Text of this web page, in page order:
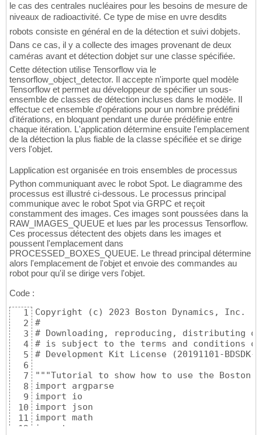
le cas des centrales nucléaires pour les besoins de mesure de
niveaux de radioactivité. Ce type de mise en uvre desdits
robots consiste en général en de la détection et suivi dobjets.
Dans ce cas, il y a collecte des images provenant de deux
caméras avant et détection dobjet sur une classe spécifiée.
Cette détection utilise Tensorflow via le
tensorflow_object_detector. Il accepte n'importe quel modèle
Tensorflow et permet au développeur de spécifier un sous-
ensemble de classes de détection incluses dans le modèle. Il
effectue cet ensemble d'opérations pour un nombre prédéfini
d'itérations, en bloquant pendant une durée prédéfinie entre
chaque itération. L'application détermine ensuite l'emplacement
de la détection la plus fiable de la classe spécifiée et se dirige
vers l'objet.
Lapplication est organisée en trois ensembles de processus
Python communiquant avec le robot Spot. Le diagramme des
processus est illustré ci-dessous. Le processus principal
communique avec le robot Spot via GRPC et reçoit
constamment des images. Ces images sont poussées dans la
RAW_IMAGES_QUEUE et lues par les processus Tensorflow.
Ces processus détectent des objets dans les images et
poussent l'emplacement dans
PROCESSED_BOXES_QUEUE. Le thread principal détermine
alors l'emplacement de l'objet et envoie des commandes au
robot pour qu'il se dirige vers l'objet.
Code :
1
2
3
4
5
6
7
8
9
10
11
12
Copyright (c) 2023 Boston Dynamics, Inc.  All rights reserved. 
# 
# Downloading, reproducing, distributing or otherwise using the SDK Software 
# is subject to the terms and conditions of the Boston Dynamics Software 
# Development Kit License (20191101-BDSDK-SL). 
  
"""Tutorial to show how to use the Boston Dynamics API to detect and follow an object""" 
import argparse 
import io 
import json 
import math 
import os 
import signal 
import sys 
import time 
from multiprocessing import Barrier, Process, Queue, Value 
from queue import Empty, Full 
from threading import BrokenBarrierError, Thread 
  
import cv2 
import numpy as np 
from PIL import Image 
from scipy import ndimage 
from tensorflow_object_detection import DetectorAPI 
  
import bosdyn.client 
import bosdyn.client.util 
from bosdyn import geometry 
from bosdyn.api import geometry_pb2 as geo 
from bosdyn.api import image_pb2, trajectory_pb2 
from bosdyn.api.image_pb2 import ImageSource 
from bosdyn.api.spot import robot_command_pb2 as spot_command_pb2 
from bosdyn.client.async_tasks import AsyncPeriodicQuery, AsyncTasks 
from bosdyn.client.frame_helpers import (GROUND_PLANE_FRAME_NAME, VISION_FRAME_NAME, get_a_tform_b, 
                                         get_vision_tform_body) 
from bosdyn.client.image import ImageClient 
from bosdyn.client.lease import LeaseClient, LeaseKeepAlive 
from bosdyn.client.math_helpers import Quat, SE3Pose 
from bosdyn.client.robot_command import (CommandFailedError, CommandTimedOutError, 
                                         RobotCommandBuilder, RobotCommandClient, blocking_stand) 
from bosdyn.client.robot_state import RobotStateClient 
  
LOGGER = bosdyn.client.util.get_logger() 
  
SHUTDOWN_FLAG = Value('i', 0) 
  
# Don't let the queues get too backed up 
QUEUE_MAXSIZE = 10 
  
# This is a multiprocessing.Queue for communication between the main process and the 
# Tensorflow processes. 
# Entries in this queue are in the format: 
  
# { 
#     'source': Name of the camera, 
#     'world_tform_cam': transform from VO to camera, 
#     'world_tform_gpe':  transform from VO to ground plane, 
#     'raw_image_time': Time when the image was collected, 
#     'cv_image': The decoded image, 
#     'visual_dims': (cols, rows), 
#     'depth_image': depth image proto, 
#     'system_cap_time': Time when the image was received by the main process, 
#     'image_queued_time': Time when the image was done preprocessing and queued 
# } 
RAW_IMAGES_QUEUE = Queue(QUEUE_MAXSIZE) 
  
# This is a multiprocessing.Queue for communication between the Tensorflow processes and 
# the bbox print process. This is meant for running in a containerized environment with no access 
# to an X display 
# Entries in this queue have the following fields in addition to those in : 
# { 
#   'processed_image_start_time':  Time when the image was received by the TF process, 
#   'processed_image_end_time':  Time when the image was processing for bounding boxes 
#   'boxes': list of detected bounding boxes for the processed image 
#   'classes': classes of objects, 
#   'scores': confidence scores, 
# } 
PROCESSED_BOXES_QUEUE = Queue(QUEUE_MAXSIZE) 
  
# Barrier for waiting on Tensorflow processes to start, initialized in main() 
TENSORFLOW_PROCESS_BARRIER = None 
  
COCO_CLASS_DICT = { 
    1: 'person', 
    2: 'bicycle', 
    3: 'car', 
    4: 'motorcycle', 
    5: 'airplane', 
    6: 'bus', 
    7: 'train', 
    8: 'truck', 
    9: 'boat', 
    10: 'trafficlight', 
    11: 'firehydrant', 
    13: 'stopsign', 
    14: 'parkingmeter', 
    15: 'bench', 
    16: 'bird', 
    17: 'cat', 
    18: 'dog', 
    19: 'horse', 
    20: 'sheep', 
    21: 'cow', 
    22: 'elephant', 
    23: 'bear', 
    24: 'zebra', 
    25: 'giraffe', 
    27: 'backpack', 
    28: 'umbrella', 
    31: 'handbag', 
    32: 'tie', 
    33: 'suitcase', 
    34: 'frisbee', 
    35: 'skis', 
    36: 'snowboard', 
    37: 'sportsball', 
    38: 'kite', 
    39: 'baseballbat', 
    40: 'baseballglove', 
    41: 'skateboard', 
    42: 'surfboard', 
    43: 'tennisracket', 
    44: 'bottle', 
    46: 'wineglass', 
    47: 'cup', 
    48: 'fork', 
    49: 'knife', 
    50: 'spoon', 
    51: 'bowl', 
    52: 'banana', 
    53: 'apple', 
    54: 'sandwich', 
    55: 'orange', 
    56: 'broccoli', 
    57: 'carrot', 
    58: 'hotdog', 
    59: 'pizza', 
    60: 'donut', 
    61: 'cake', 
    62: 'chair', 
    63: 'couch', 
    64: 'pottedplant', 
    65: 'bed', 
    67: 'diningtable', 
    70: 'toilet', 
    72: 'tv', 
    73: 'laptop', 
    74: 'mouse', 
    75: 'remote', 
    76: 'keyboard', 
    77: 'cellphone', 
    78: 'microwave', 
    79: 'oven', 
    80: 'toaster', 
    81: 'sink', 
    82: 'refrigerator', 
    84: 'book', 
    85: 'clock', 
    86: 'vase', 
    87: 'scissors', 
    88: 'teddybear', 
    89: 'hairdrier', 
    90: 'toothbrush' 
} 
  
# Mapping from visual to depth data 
VISUAL_SOURCE_TO_DEPTH_MAP_SOURCE = { 
    'frontleft_fisheye_image': 'frontleft_depth_in_visual_frame', 
    'frontright_fisheye_image': 'frontright_depth_in_visual_frame' 
} 
ROTATION_ANGLES = { 
    'back_fisheye_image': 0, 
    'frontleft_fisheye_image': -78, 
    'frontright_fisheye_image': -102, 
    'left_fisheye_image': 0, 
    'right_fisheye_image': 180 
} 
  
  
def _update_thread(async_task): 
    while True: 
        async_task.update() 
        time.sleep(0.01) 
  
  
class AsyncImage(AsyncPeriodicQuery): 
    """Grab image.""" 
  
    def __init__(self, image_client, image_sources): 
        # Period is set to be about 15 FPS 
        super(AsyncImage, self).__init__('images', image_client, LOGGER, period_sec=0.067) 
        self.image_sources = image_sources 
  
    def _start_query(self): 
        return self._client.get_image_from_sources_async(self.image_sources) 
  
  
class AsyncRobotState(AsyncPeriodicQuery): 
    """Grab robot state.""" 
  
    def __init__(self, robot_state_client): 
        # period is set to be about the same rate as detections on the CORE AI 
        super(AsyncRobotState, self).__init__('robot_state', robot_state_client, LOGGER, 
                                              period_sec=0.02) 
  
    def _start_query(self): 
        return self._client.get_robot_state_async() 
  
  
def get_source_list(image_client): 
    """Gets a list of image sources and filters based on config dictionary 
  
    Args: 
        image_client: Instantiated image client 
    """ 
  
    # We are using only the visual images with their corresponding depth sensors 
    sources = image_client.list_image_sources() 
    source_list = [] 
    for source in sources: 
        if source.image_type ==